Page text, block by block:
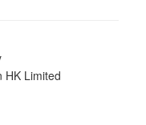
Limited